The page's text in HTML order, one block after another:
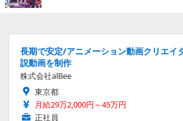
長期で安定/アニメーション動画クリエイ
説動画を制作
株式会社alBee
東京都
月給29万2,000円～45万円
正社員